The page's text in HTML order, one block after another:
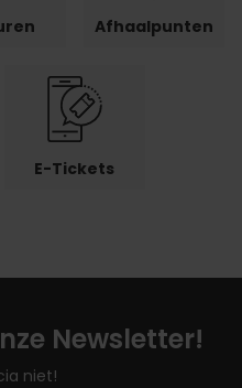
Afhaalpunten
E-Tickets
Newsletter!
niet!